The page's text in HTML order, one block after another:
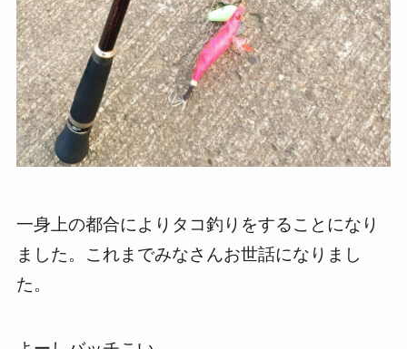
一身上の都合によりタコ釣りをすることになり
ました。これまでみなさんお世話になりまし
た。